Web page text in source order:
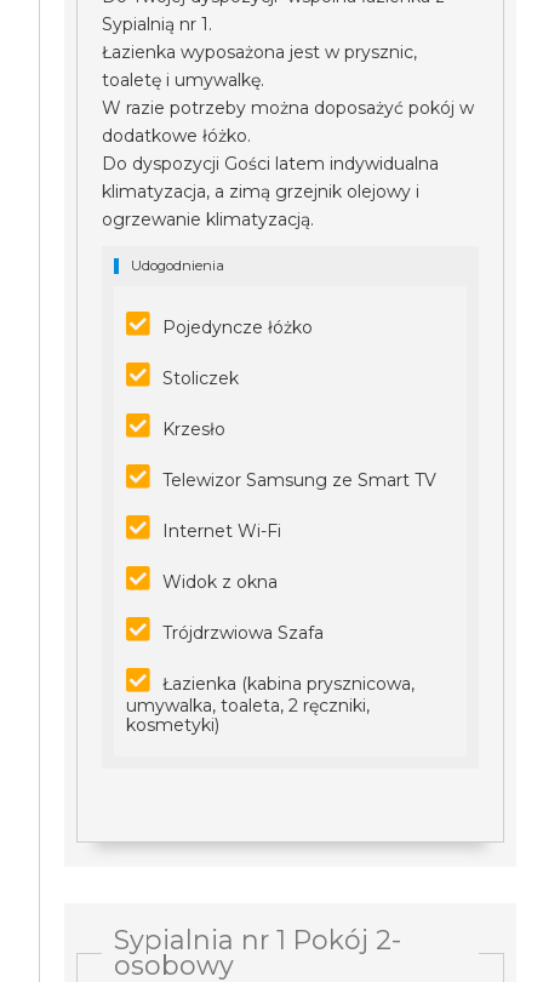
Sypialnią nr 1.
Łazienka wyposażona jest w prysznic,
toaletę i umywalkę.
W razie potrzeby można doposażyć pokój w
dodatkowe łóżko.
Do dyspozycji Gości latem indywidualna
klimatyzacja, a zimą grzejnik olejowy i
ogrzewanie klimatyzacją.
Udogodnienia
Pojedyncze łóżko
Stoliczek
Krzesło
Telewizor Samsung ze Smart TV
Internet Wi-Fi
Widok z okna
Trójdrzwiowa Szafa
Łazienka (kabina prysznicowa,
umywalka, toaleta, 2 ręczniki,
kosmetyki)
Sypialnia nr 1 Pokój 2-
osobowy